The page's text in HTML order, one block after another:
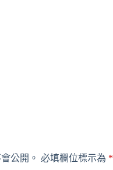
公開。 必填欄位標示為 *